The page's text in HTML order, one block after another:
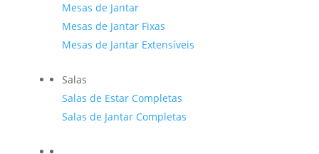
Mesas de Jantar
Mesas de Jantar Fixas
Mesas de Jantar Extensíveis
Salas
Salas de Estar Completas
Salas de Jantar Completas